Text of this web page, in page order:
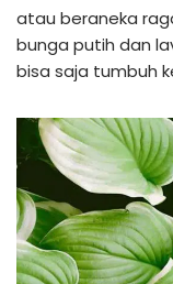
atau beraneka
bunga putih dan
bisa saja tumbuh